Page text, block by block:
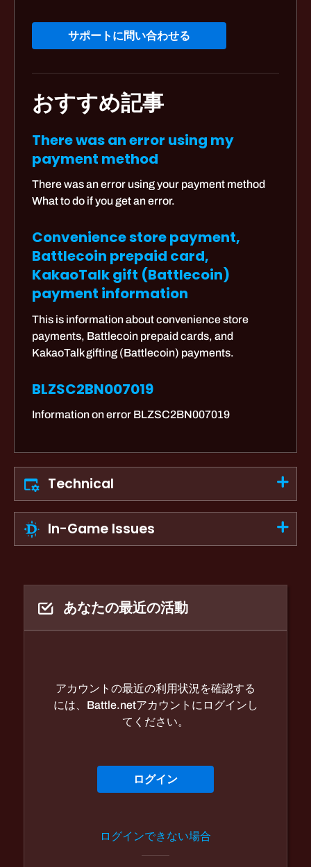
サポートに問い合わせる
おすすめ記事
There was an error using my
payment method
There was an error using your payment method
What to do if you get an error.
Convenience store payment,
Battlecoin prepaid card,
KakaoTalk gift (Battlecoin)
payment information
This is information about convenience store
payments, Battlecoin prepaid cards, and
KakaoTalk gifting (Battlecoin) payments.
BLZSC2BN007019
Information on error BLZSC2BN007019
Technical
In-Game Issues
あなたの最近の活動
アカウントの最近の利用状況を確認する
には、Battle.netアカウントにログインし
てください。
ログイン
ログインできない場合